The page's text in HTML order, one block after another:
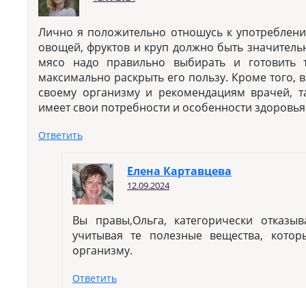
Лично я положительно отношусь к
овощей, фруктов и круп должно быть
мясо надо правильно выбирать и готовить
максимально раскрыть его пользу. Кроме того,
своему организму и рекомендациям врачей,
имеет свои потребности и особенности
Ответить
Елена Картавцева
12.09.2024
Вы правы,Ольга, категорически
учитывая те полезные вещества,
организму.
Ответить